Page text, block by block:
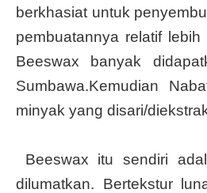
berkhasiat untuk
pembuatannya relatif
Beeswax banyak
Sumbawa.Kemudian
minyak yang disari/
Beeswax itu sendiri
dilumatkan. Bertekstur